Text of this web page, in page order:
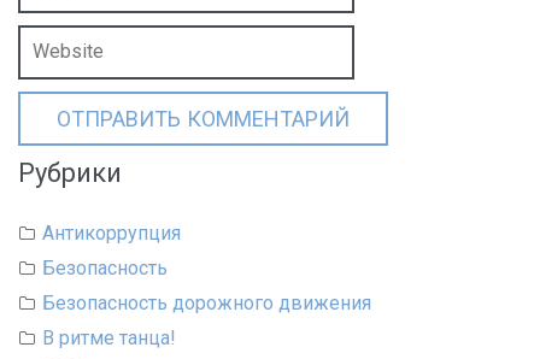
Рубрики
Антикоррупция
Безопасность
Безопасность дорожного движения
В ритме танца!